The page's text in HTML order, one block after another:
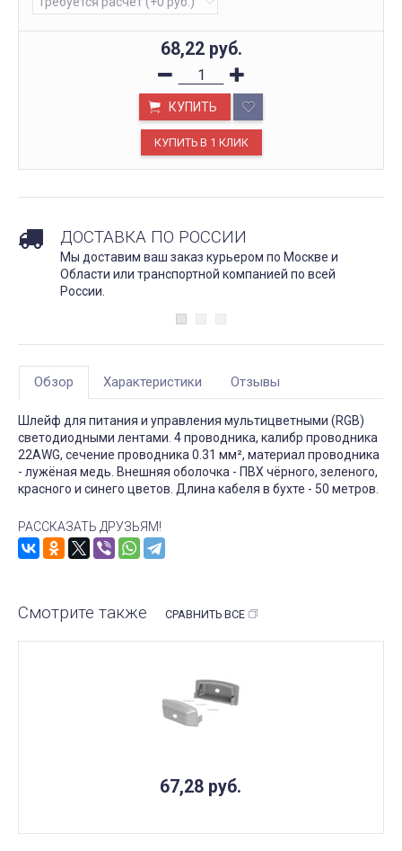
68,22 руб.
КУПИТЬ
ДОСТАВКА ПО РОССИИ
Мы доставим ваш заказ курьером по Москве и
Области или транспортной компанией по всей
России.
Обзор Характеристики Отзывы
Шлейф для питания и управления мультицветными (RGB)
светодиодными лентами. 4 проводника, калибр проводника
22AWG, сечение проводника 0.31 мм², материал проводника
- лужёная медь. Внешняя оболочка - ПВХ чёрного, зеленого,
красного и синего цветов. Длина кабеля в бухте - 50 метров.
РАССКАЗАТЬ ДРУЗЬЯМ!
Смотрите также СРАВНИТЬ ВСЕ
67,28 руб.